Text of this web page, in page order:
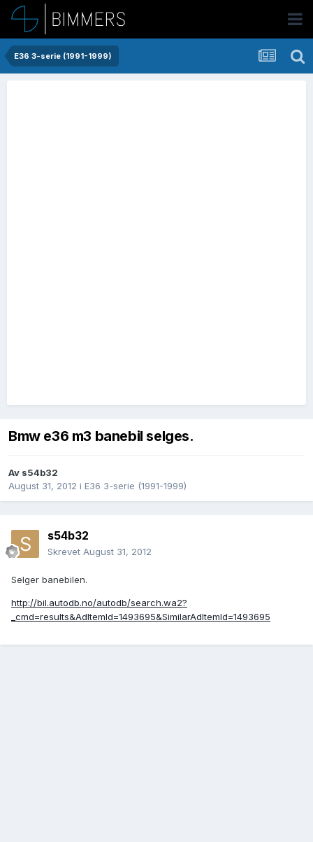
E36 3-serie (1991-1999)
Bmw e36 m3 banebil selges.
Av s54b32
August 31, 2012 i E36 3-serie (1991-1999)
s54b32
Skrevet August 31, 2012
Selger banebilen.
http://bil.autodb.no/autodb/search.wa2?
_cmd=results&AdItemId=1493695&SimilarAdItemId=1493695